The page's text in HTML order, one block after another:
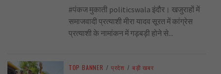
#पंकज मुकाती politicswala इंदौर। खजुराहों में
समाजवादी प्रत्याशी मीरा यादव सूरत में कांग्रेस
प्रत्याशी के नामांकन में गड़बड़ी होने से...
TOP BANNER / प्रदेश / बड़ी खबर